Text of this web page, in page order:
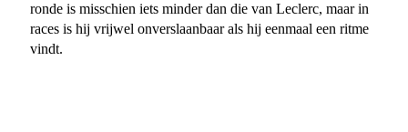
ronde is misschien iets minder dan die van Leclerc, maar in
races is hij vrijwel onverslaanbaar als hij eenmaal een ritme
vindt.